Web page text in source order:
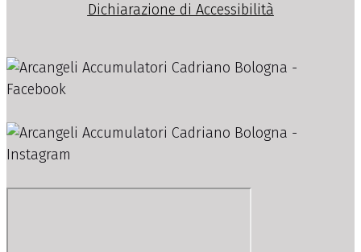
Dichiarazione di Accessibilità